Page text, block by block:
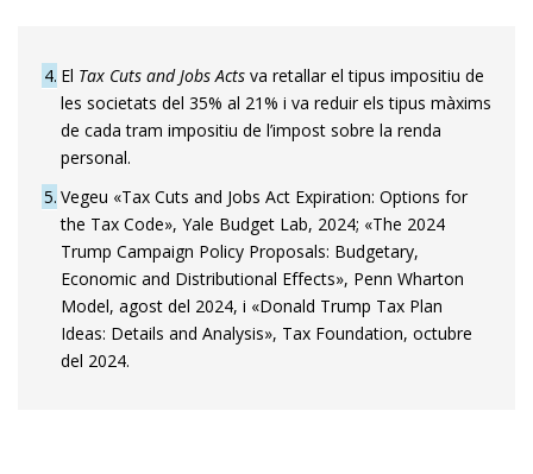
4 El Tax Cuts and Jobs Acts va retallar el tipus impositiu de
les societats del 35% al 21% i va reduir els tipus màxims
de cada tram impositiu de l’impost sobre la renda
personal.
5 Vegeu «Tax Cuts and Jobs Act Expiration: Options for
the Tax Code», Yale Budget Lab, 2024; «The 2024
Trump Campaign Policy Proposals: Budgetary,
Economic and Distributional Effects», Penn Wharton
Model, agost del 2024, i «Donald Trump Tax Plan
Ideas: Details and Analysis», Tax Foundation, octubre
del 2024.